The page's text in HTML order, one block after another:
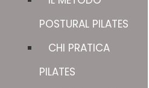
POSTURAL PILATES
CHI PRATICA
PILATES